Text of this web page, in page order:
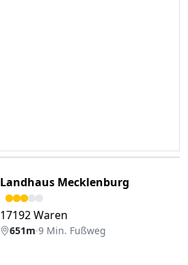
Landhaus Mecklenburg
17192 Waren
651m·9 Min. Fußweg